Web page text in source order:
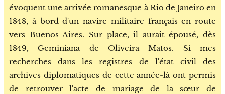
évoquent une arrivée romanesque à Rio de Janeiro en
1848, à bord d'un navire militaire français en route
vers Buenos Aires. Sur place, il aurait épousé, dès
1849, Geminiana de Oliveira Matos. Si mes
recherches dans les registres de l'état civil des
archives diplomatiques de cette année-là ont permis
de retrouver l'acte de mariage de la sœur de